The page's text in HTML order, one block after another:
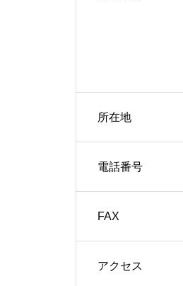
所在地
電話番号
FAX
アクセス